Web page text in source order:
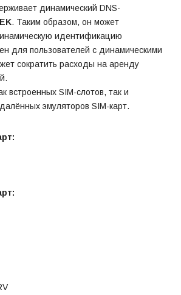
динамический DNS-
. Таким образом, он может
идентификацию
для пользователей с динамическими
сократить расходы на аренду
встроенных SIM-слотов, так и
эмуляторов SIM-карт.